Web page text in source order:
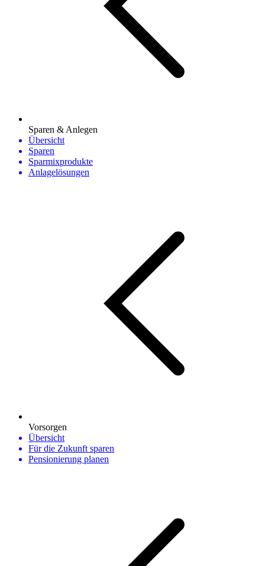
Sparen & Anlegen
Übersicht
Sparen
Sparmixprodukte
Anlagelösungen
Vorsorgen
Übersicht
Für die Zukunft sparen
Pensionierung planen